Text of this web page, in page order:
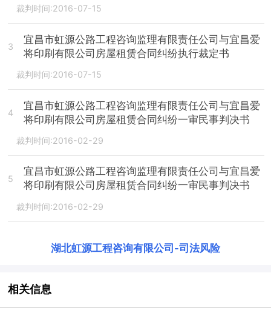
裁判时间:2016-07-15
3
宜昌市虹源公路工程咨询监理有限责任公司与宜昌爱
将印刷有限公司房屋租赁合同纠纷执行裁定书
裁判时间:2016-07-15
4
宜昌市虹源公路工程咨询监理有限责任公司与宜昌爱
将印刷有限公司房屋租赁合同纠纷一审民事判决书
裁判时间:2016-02-29
5
宜昌市虹源公路工程咨询监理有限责任公司与宜昌爱
将印刷有限公司房屋租赁合同纠纷一审民事判决书
裁判时间:2016-02-29
湖北虹源工程咨询有限公司 -司法风险
相关信息